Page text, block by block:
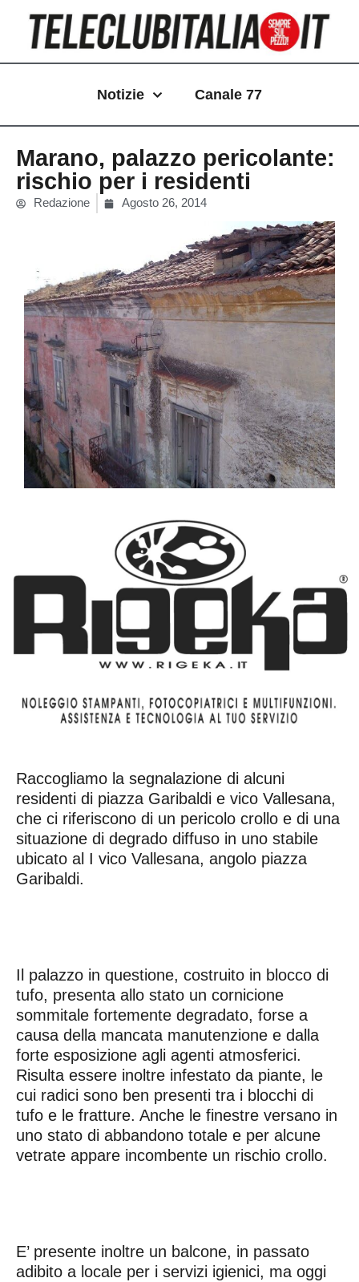
contenuto
Notizie Canale 77
Marano, palazzo pericolante:
rischio per i residenti
Redazione Agosto 26, 2014
Raccogliamo la segnalazione di alcuni
residenti di piazza Garibaldi e vico Vallesana,
che ci riferiscono di un pericolo crollo e di una
situazione di degrado diffuso in uno stabile
ubicato al I vico Vallesana, angolo piazza
Garibaldi.
Il palazzo in questione, costruito in blocco di
tufo, presenta allo stato un cornicione
sommitale fortemente degradato, forse a
causa della mancata manutenzione e dalla
forte esposizione agli agenti atmosferici.
Risulta essere inoltre infestato da piante, le
cui radici sono ben presenti tra i blocchi di
tufo e le fratture. Anche le finestre versano in
uno stato di abbandono totale e per alcune
vetrate appare incombente un rischio crollo.
E’ presente inoltre un balcone, in passato
adibito a locale per i servizi igienici, ma oggi